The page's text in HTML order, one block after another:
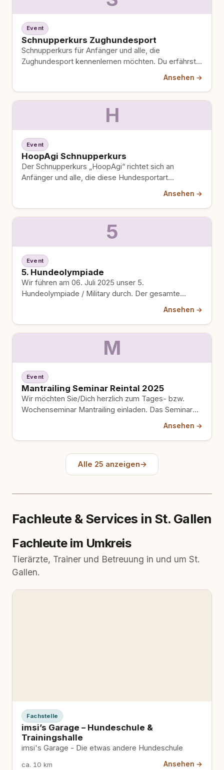
Event
Schnupperkurs Zughundesport
Schnupperkurs für Anfänger und alle, die
Zughundesport kennenlernen möchten. Du erfährst
die Grundlagen, die Disziplinen, das nötige Material…
Ansehen →
H
Event
HoopAgi Schnupperkurs
Der Schnupperkurs „HoopAgi“ richtet sich an
Anfänger und alle, die diese Hundesportart
kennenlernen und ausprobieren möchten. Vermittelt
Ansehen →
5
Event
5. Hundeolympiade
Wir führen am 06. Juli 2025 unser 5.
Hundeolympiade / Military durch. Der gesamte
Ansehen →
M
Event
Mantrailing Seminar Reintal 2025
Wir möchten Sie/Dich herzlich zum Tages- bzw.
Wochenseminar Mantrailing einladen. Das Seminar
Ansehen →
Alle 25 anzeigen→
Fachleute & Services in St. Gallen
Fachleute im Umkreis
Tierärzte, Trainer und Betreuung in und um St.
Gallen.
Fachstelle
imsi’s Garage – Hundeschule &
Trainingshalle
imsi's Garage - Die etwas andere Hundeschule
ca. 10 km Ansehen →